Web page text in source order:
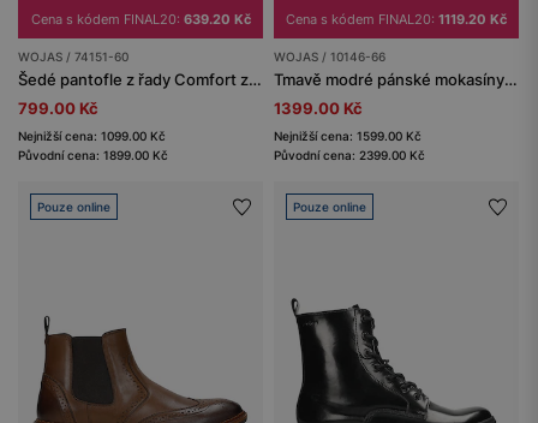
Cena s kódem FINAL20: 639.20 Kč
WOJAS / 74151-60
Šedé pantofle z řady Comfort z velurové štípenky
799.00 Kč
Nejnižší cena: 1099.00 Kč
Původní cena: 1899.00 Kč
Cena s kódem FINAL20: 1119.20 Kč
WOJAS / 10146-66
Tmavě modré pánské mokasíny z velurové useně
1399.00 Kč
Nejnižší cena: 1599.00 Kč
Původní cena: 2399.00 Kč
Pouze online Pouze online